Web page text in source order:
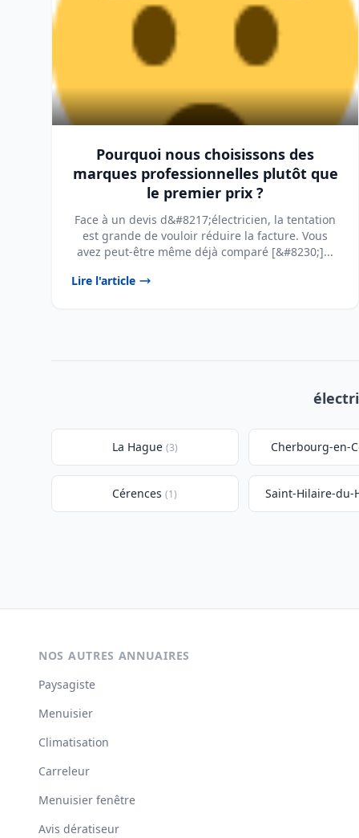
Pourquoi nous choisissons des
marques professionnelles plutôt que
le premier prix ?
Face à un devis d&#8217;électricien, la tentation
est grande de vouloir réduire la facture. Vous
avez peut-être même déjà comparé [&#8230;]...
Lire l'article
La Hague (3) Cherbourg-en-
Cérences (1) Saint-Hilaire-du-
NOS AUTRES ANNUAIRES
Paysagiste
Menuisier
Climatisation
Carreleur
Menuisier fenêtre
Avis dératiseur